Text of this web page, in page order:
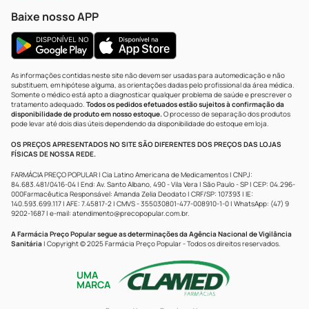
Baixe nosso APP
As informações contidas neste site não devem ser usadas para automedicação e não
substituem, em hipótese alguma, as orientações dadas pelo profissional da área médica.
Somente o médico está apto a diagnosticar qualquer problema de saúde e prescrever o
tratamento adequado. Todos os pedidos efetuados estão sujeitos à confirmação da
disponibilidade de produto em nosso estoque.O processo de separação dos produtos
pode levar até dois dias úteis dependendo da disponibilidade do estoque em loja.
OS PREÇOS APRESENTADOS NO SITE SÃO DIFERENTES DOS PREÇOS DAS LOJAS
FÍSICAS DE NOSSA REDE.
FARMÁCIA PREÇO POPULAR | Cia Latino Americana de Medicamentos | CNPJ:
84.683.481/0416-04 | End: Av. Santo Albano, 490 - Vila Vera | São Paulo - SP | CEP: 04.296-
000Farmacêutica Responsável: Amanda Zelia Deodato | CRF/SP: 107393 | IE:
140.593.699.117 | AFE: 7.45817-2 | CMVS - 355030801-477-008910-1-0 | WhatsApp: (47) 9
9202-1687 | e-mail: atendimento@precopopular.com.br.
A Farmácia Preço Popular segue as determinações da Agência Nacional de Vigilância
Sanitária | Copyright © 2025 Farmácia Preço Popular - Todos os direitos reservados.
UMA
MARCA